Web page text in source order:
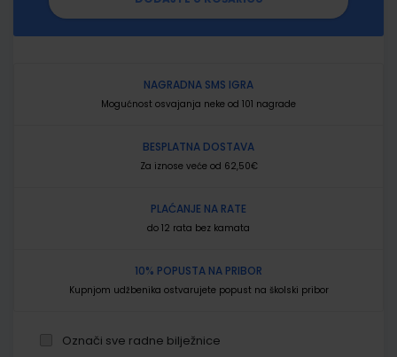
NAGRADNA SMS IGRA
Mogućnost osvajanja neke od 101 nagrade
BESPLATNA DOSTAVA
Za iznose veće od 62,50€
PLAĆANJE NA RATE
do 12 rata bez kamata
10% POPUSTA NA PRIBOR
Kupnjom udžbenika ostvarujete popust na školski pribor
Označi sve radne bilježnice